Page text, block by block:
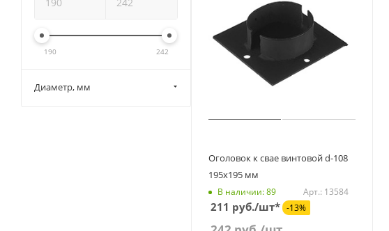
Оголовок к свае винтовой d-108
195х195 мм
В наличии: 89 Арт.: 13584
211 руб./шт* -13%
190 242
Диаметр, мм